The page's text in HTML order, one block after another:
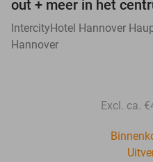
out + meer in het
IntercityHotel Hannover
Hannover
Excl. ca.